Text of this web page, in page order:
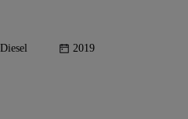
Diesel 2019